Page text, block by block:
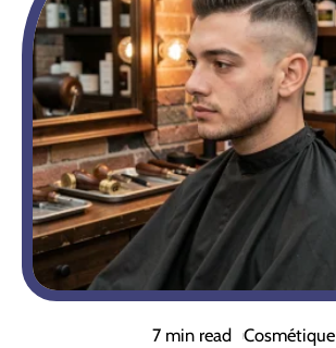
7 min read Cosmétique